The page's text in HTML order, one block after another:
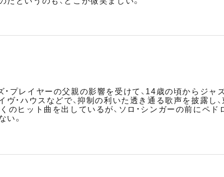
プレイヤーの父親の影響を受けて、14歳の頃からジャ
・ハウスなどで、抑制の利いた透き通る歌声を披露し
のヒット曲を出しているが、ソロ・シンガーの前にペ
。